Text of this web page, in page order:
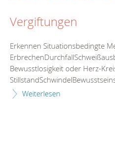
Vergiftungen
Erkennen Situationsbedingte
Bewusstlosigkeit oder Herz-
Weiterlesen